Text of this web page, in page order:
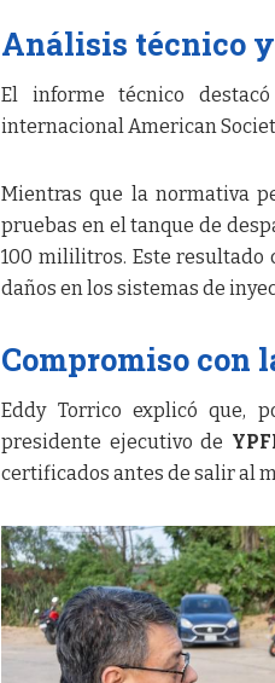
Análisis técnico
El informe técnico
internacional American
Mientras que la normativa
pruebas en el tanque de
100 mililitros. Este resultado
daños en los sistemas de
Compromiso con
Eddy Torrico explicó que,
presidente ejecutivo de
certificados antes de salir al